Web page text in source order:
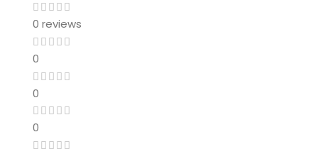
0 reviews
0
0
0